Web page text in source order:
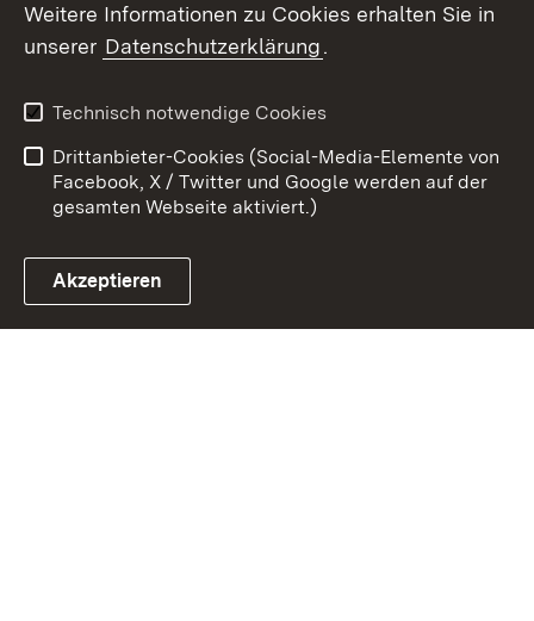
Link zum Landesportal
Kontakt
Datenschutz
Barrierefreiheit
Impressum Cookies
Weitere Informationen zu Cookies erhalten Sie in
unserer Datenschutzerklärung.
Technisch notwendige Cookies
Drittanbieter-Cookies (Social-Media-Elemente von
Facebook, X / Twitter und Google werden auf der
gesamten Webseite aktiviert.)
Akzeptieren